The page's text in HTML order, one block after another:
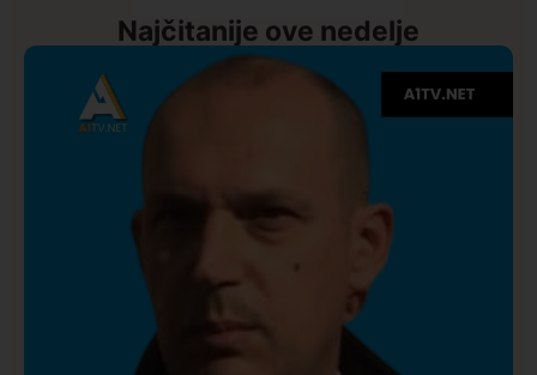
Najčitanije ove nedelje